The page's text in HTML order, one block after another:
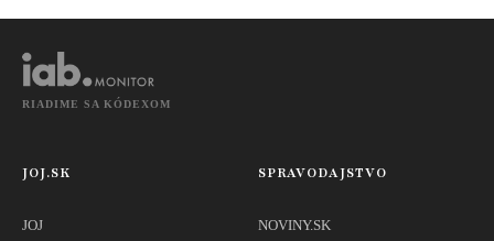
RIADIME SA KÓDEXOM
JOJ.SK
JOJ
SPRAVODAJSTVO
NOVINY.SK